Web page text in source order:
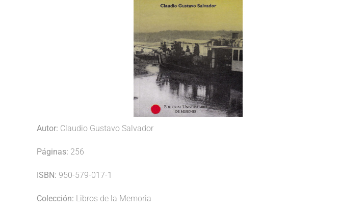
Autor: Claudio Gustavo Salvador
Páginas: 256
ISBN: 950-579-017-1
Colección: Libros de la Memoria